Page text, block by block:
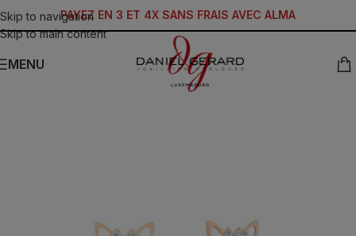
Skip to navigation
Skip to main content
PAYEZ EN 3 ET 4X SANS FRAIS AVEC ALMA
MENU